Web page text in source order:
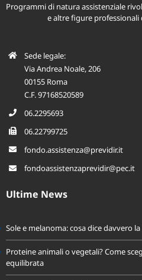
Programmi di natura assistenziale
e altre figure professionali
Sede legale:
Via Andrea Noale, 206
00155 Roma
C.F. 97168520589
06.2295693
06.22799725
fondo.assistenza@previdir.it
fondoassistenzaprevidir@pec.it
Ultime News
Sole e melanoma: cosa dice davvero
Proteine animali o vegetali? Come
equilibrata